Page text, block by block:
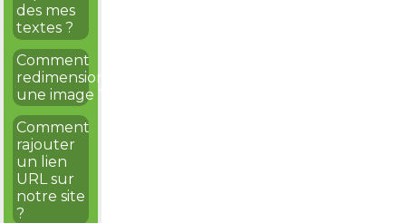
des mes
textes ?
Comment
redimensionner
une image ?
Comment
rajouter
un lien
URL sur
notre site
?